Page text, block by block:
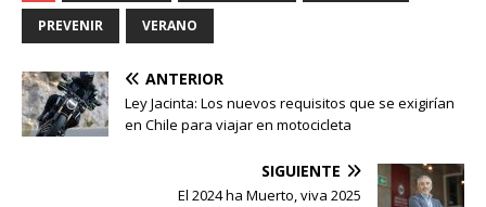
PREVENIR VERANO
ANTERIOR
Ley Jacinta: Los nuevos requisitos que se exigirían
en Chile para viajar en motocicleta
SIGUIENTE
El 2024 ha Muerto, viva 2025